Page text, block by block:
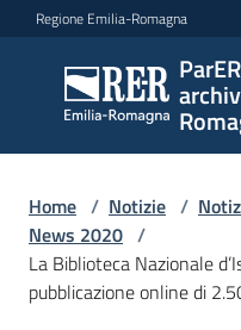
Vai al contenuto
Vai alla navigazione
Vai al footer
Regione Emilia-Romagna
ParER -
Polo
archivistico
Romagna
Polo
Home / Notizie /
News 2020 /
La Biblioteca Nazionale
pubblicazione online di